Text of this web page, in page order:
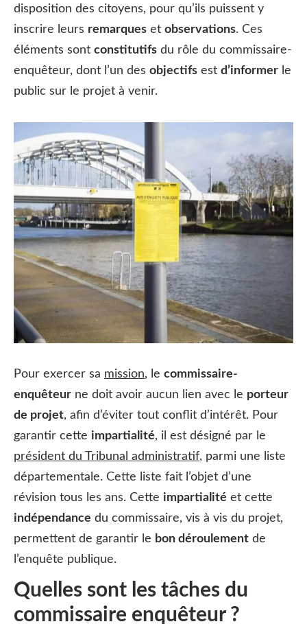
disposition des citoyens, pour qu’ils puissent y
inscrire leurs remarques et observations. Ces
éléments sont constitutifs du rôle du commissaire-
enquêteur, dont l’un des objectifs est d’informer le
public sur le projet à venir.
Pour exercer sa mission, le commissaire-
enquêteur ne doit avoir aucun lien avec le porteur
de projet, afin d’éviter tout conflit d’intérêt. Pour
garantir cette impartialité, il est désigné par le
président du Tribunal administratif, parmi une liste
départementale. Cette liste fait l’objet d’une
révision tous les ans. Cette impartialité et cette
indépendance du commissaire, vis à vis du projet,
permettent de garantir le bon déroulement de
l’enquête publique.
Quelles sont les tâches du
commissaire enquêteur ?